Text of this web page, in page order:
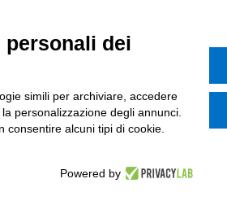
dei
simili per archiviare, accedere
personalizzazione degli annunci.
consentire alcuni tipi di cookie.
Powered by